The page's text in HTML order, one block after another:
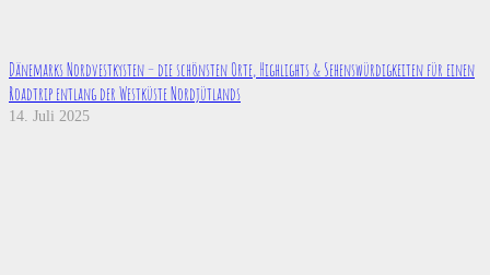
Dänemarks Nordvestkysten – die schönsten Orte, Highlights & Sehenswürdigkeiten für einen
Roadtrip entlang der Westküste Nordjütlands
14. Juli 2025